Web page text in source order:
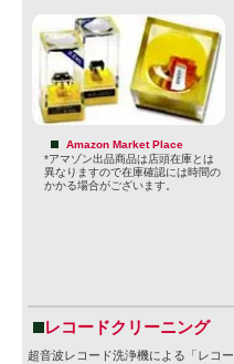
Amazon Market Place
*アマゾン出品商品は店頭在庫とは
異なりますので在庫確認には時間の
かかる場合がございます。
レコードクリーニング
超音波レコード洗浄機による「レコー